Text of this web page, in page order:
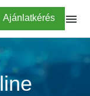
Highlighted
Ajánlatkérés